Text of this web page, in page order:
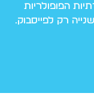
הפופולריות
רק לפייסבוק.